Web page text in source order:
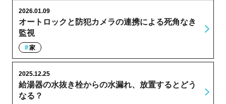
オートロックと防犯カメラの連携による死角なき
監視
2026.01.09
家
給湯器の水抜き栓からの水漏れ、放置するとどう
なる？
2025.12.25